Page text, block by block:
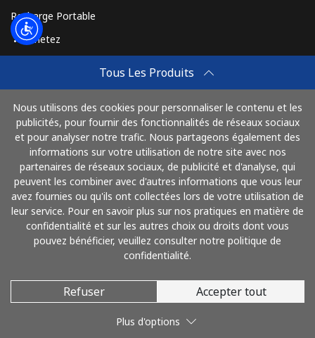
Tous Les Produits
Nous utilisons des cookies pour personnaliser le contenu et les
publicités, pour fournir des fonctionnalités de réseaux sociaux
et pour analyser notre trafic. Nous partageons également des
informations sur votre utilisation de notre site avec nos
partenaires de réseaux sociaux, de publicité et d'analyse, qui
peuvent les combiner avec d'autres informations que vous leur
avez fournies ou qu'ils ont collectées lors de votre utilisation de
leur service. Pour en savoir plus sur nos pratiques en matière de
confidentialité et sur les autres choix ou droits dont vous
pouvez bénéficier, veuillez consulter notre politique de
confidentialité.
Refuser Accepter tout
Plus d'options
Recharge Portable
Achetez
Achetez
Mode de fonctionnement
Payez avec
© 2026 AlloFrance